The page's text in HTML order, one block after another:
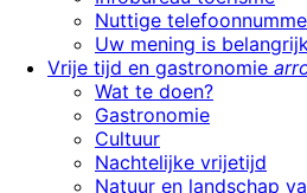
Nuttige
Uw mening is
Vrije tijd en gastronomie
Wat te doen?
Gastronomie
Cultuur
Nachtelijke vrijetijd
Natuur en landschap